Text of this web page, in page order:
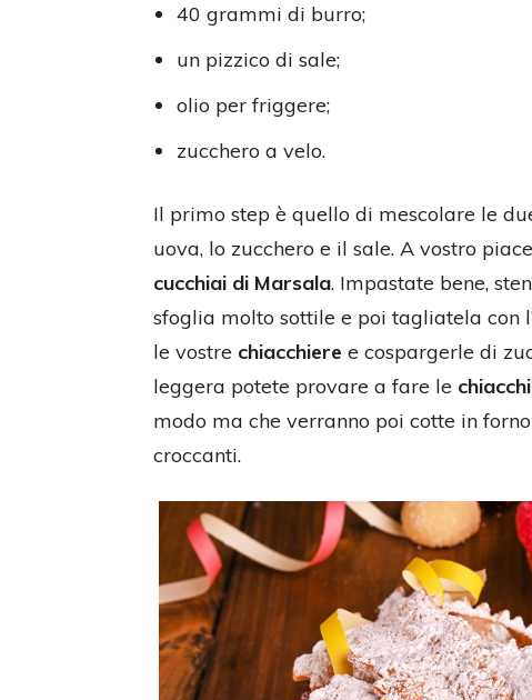
40 grammi di burro;
un pizzico di sale;
olio per friggere;
zucchero a velo.
Il primo step è quello di mescolare le
uova, lo zucchero e il sale. A vostro
cucchiai di Marsala. Impastate bene,
sfoglia molto sottile e poi tagliatela con
le vostre chiacchiere e cospargerle di
leggera potete provare a fare le
modo ma che verranno poi cotte in
croccanti.